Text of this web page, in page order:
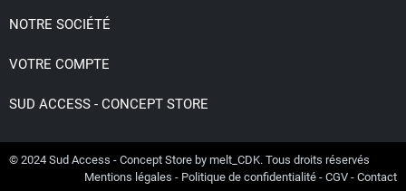
NOTRE SOCIÉTÉ
VOTRE COMPTE
SUD ACCESS - CONCEPT STORE
© 2024 Sud Access - Concept Store by melt_CDK. Tous droits réservés
Mentions légales - Politique de confidentialité - CGV - Contact